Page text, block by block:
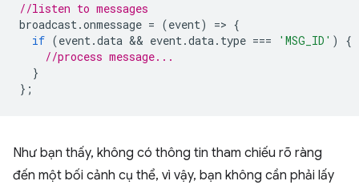
//listen to messages
broadcast.onmessage = (event) => {
if (event.data && event.data. type === 'MSG_ID' )
{
//process message...
}
};
Như bạn thấy, không có thông tin tham chiếu rõ ràng
đến một bối cảnh cụ thể, vì vậy, bạn không cần phải lấy